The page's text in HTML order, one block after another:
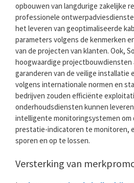
opbouwen van langdurige zakelijke
professionele
het leveren van geoptimaliseerde
parameters volgens de kenmerken
van de projecten van klanten. Ook,
hoogwaardige projectbouwdiensten
garanderen van de veilige installatie
volgens internationale normen en
bedrijven zouden efficiënte
onderhoudsdiensten kunnen
intelligente monitoringsystemen om
prestatie-indicatoren te monitoren,
sporen en op te lossen.
Versterking van